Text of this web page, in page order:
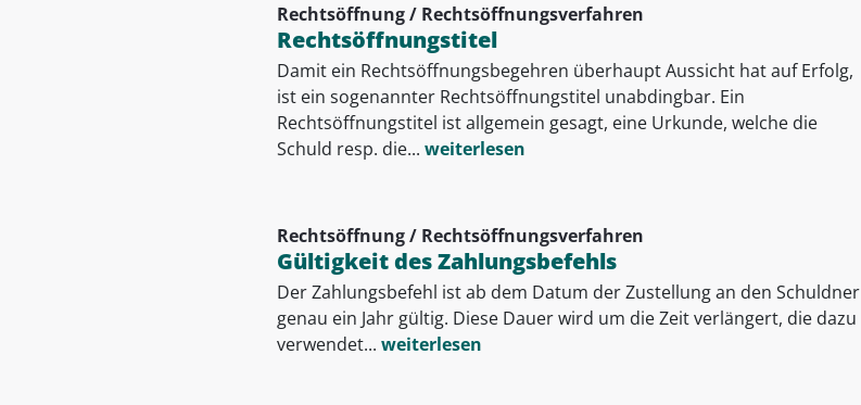
Rechtsöffnung / Rechtsöffnungsverfahren
Rechtsöffnungstitel
Damit ein Rechtsöffnungsbegehren überhaupt Aussicht hat auf Erfolg,
ist ein sogenannter Rechtsöffnungstitel unabdingbar. Ein
Rechtsöffnungstitel ist allgemein gesagt, eine Urkunde, welche die
Schuld resp. die... weiterlesen
Rechtsöffnung / Rechtsöffnungsverfahren
Gültigkeit des Zahlungsbefehls
Der Zahlungsbefehl ist ab dem Datum der Zustellung an den Schuldner
genau ein Jahr gültig. Diese Dauer wird um die Zeit verlängert, die dazu
verwendet... weiterlesen